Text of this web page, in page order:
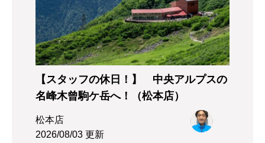
【スタッフの休日！】 中央アルプスの
名峰木曾駒ケ岳へ！（松本店）
松本店
2026/08/03 更新